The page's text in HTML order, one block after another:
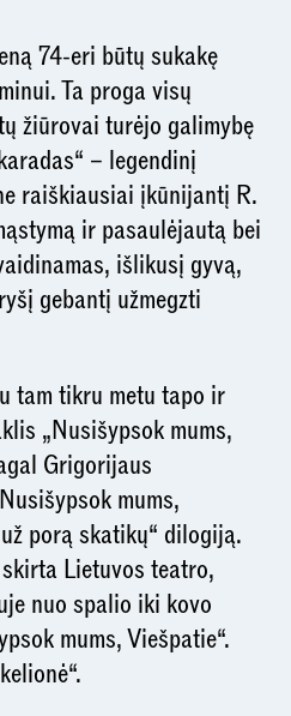
74-eri būtų sukakę
Ta proga visų
žiūrovai turėjo galimybę
– legendinį
raiškiausiai įkūnijantį R.
ir pasaulėjautą bei
išlikusį gyvą,
gebantį užmegzti
tam tikru metu tapo ir
„Nusišypsok mums,
Grigorijaus
mums,
porą skatikų“ dilogiją.
Lietuvos teatro,
nuo spalio iki kovo
mums, Viešpatie“.